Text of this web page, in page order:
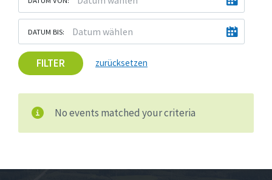
DATUM BIS:
FILTER zurücksetzen
No events matched your criteria